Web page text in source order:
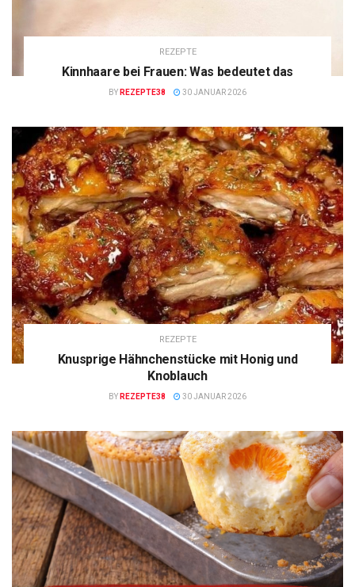
REZEPTE
Kinnhaare bei Frauen: Was bedeutet das
BY REZEPTE38 30 JANUAR 2026
REZEPTE
Knusprige Hähnchenstücke mit Honig und
Knoblauch
BY REZEPTE38 30 JANUAR 2026